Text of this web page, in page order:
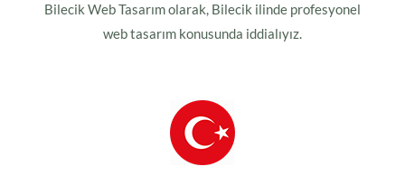
Bilecik Web Tasarım olarak, Bilecik ilinde profesyonel
web tasarım konusunda iddialıyız.